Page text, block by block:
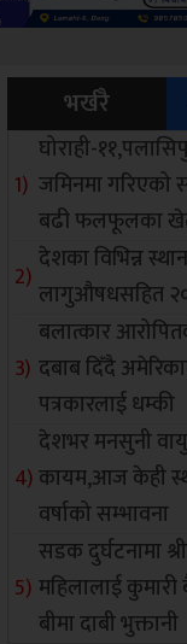
भर्खरै
घोराही-
जमिनमा गरिएको
बढी फलफूलका
देशका विभिन्न
लागुऔषधसहित
बलात्कार
दबाब दिँदै
पत्रकारलाई धम्की
देशभर मनसुनी
कायम,आज केही
वर्षाको सम्भावना
सडक दुर्घटनामा
महिलालाई कुमारी
बीमा दाबी भुक्तानी